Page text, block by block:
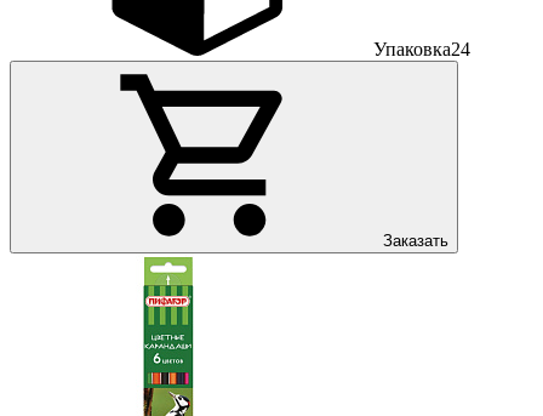
Упаковка24
Заказать